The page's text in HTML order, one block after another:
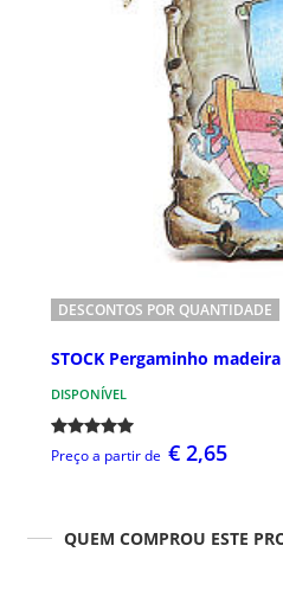
DESCONTOS POR QUANTIDADE
STOCK Pergaminho
DISPONÍVEL
Preço a partir de € 2,65
QUEM COMPROU ESTE